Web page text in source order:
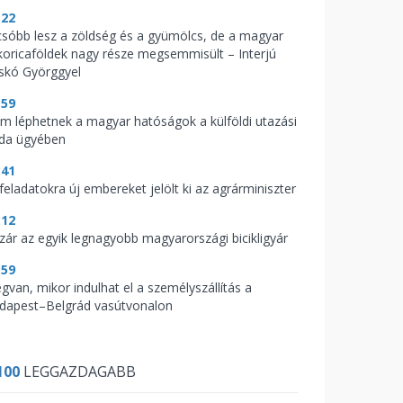
lesz a zöldség és a gyümölcs, de a magyar
nagy része megsemmisült – Interjú
Györggyel
léphetnek a magyar hatóságok a külföldi utazási
ügyében
új embereket jelölt ki az agrárminiszter
az egyik legnagyobb magyarországi bicikligyár
mikor indulhat el a személyszállítás a
vasútvonalon
LEGGAZDAGABB